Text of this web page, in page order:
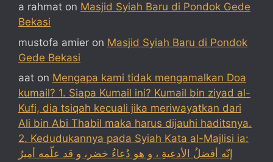
a rahmat on Masjid Syiah Baru di Pondok Gede
Bekasi
mustofa amier on Masjid Syiah Baru di Pondok
Gede Bekasi
aat on Mengapa kami tidak mengamalkan Doa
kumail? 1. Siapa Kumail ini? Kumail bin ziyad al-
Kufi, dia tsiqah kecuali jika meriwayatkan dari
Ali bin Abi Thabil maka harus dijauhi haditsnya.
2. Kedudukannya pada Syiah Kata al-Majlisi ia:
إنّه أفضلُ الأدعيةِ ، و هو دُعاءُ خضر، و قد علّمه أميرُ